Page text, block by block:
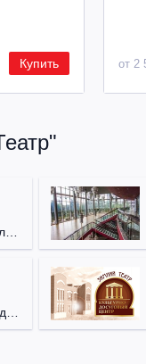
Купить от 2